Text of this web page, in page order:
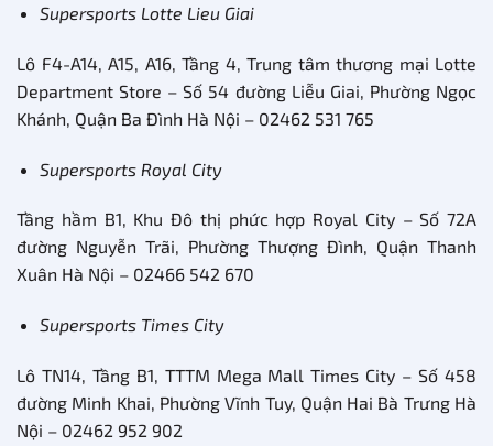
Supersports Lotte Lieu Giai
Lô F4-A14, A15, A16, Tầng 4, Trung tâm thương mại Lotte
Department Store – Số 54 đường Liễu Giai, Phường Ngọc
Khánh, Quận Ba Đình Hà Nội – 02462 531 765
Supersports Royal City
Tầng hầm B1, Khu Đô thị phức hợp Royal City – Số 72A
đường Nguyễn Trãi, Phường Thượng Đình, Quận Thanh
Xuân Hà Nội – 02466 542 670
Supersports Times City
Lô TN14, Tầng B1, TTTM Mega Mall Times City – Số 458
đường Minh Khai, Phường Vĩnh Tuy, Quận Hai Bà Trưng Hà
Nội – 02462 952 902